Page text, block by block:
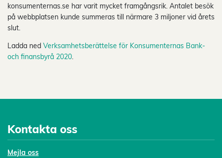
konsumenternas.se har varit mycket framgångsrik. Antalet besök
på webbplatsen kunde summeras till närmare 3 miljoner vid årets
slut.
Ladda ned Verksamhetsberättelse för Konsumenternas Bank-
och finansbyrå 2020.
Kontakta oss
Mejla oss